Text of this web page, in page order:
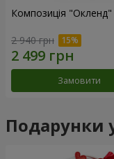
Композиція "Окленд"
2 940 грн
Замовити
Подарунки